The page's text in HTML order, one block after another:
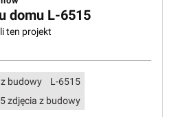
domu L-6515
ten projekt
budowy
L-6515
zdjęcia z budowy